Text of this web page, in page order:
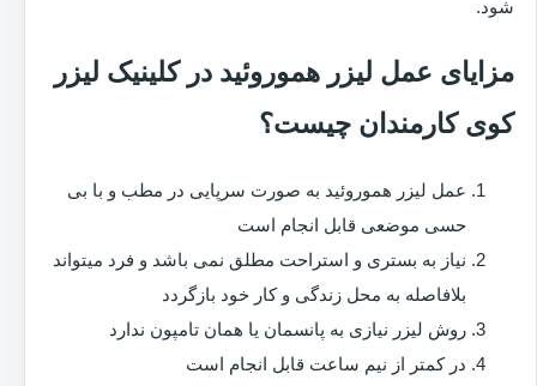
شود.
مزایای عمل لیزر هموروئید در کلینیک لیزر
کوی کارمندان چیست؟
عمل لیزر هموروئید به صورت سرپایی در مطب و با بی
حسی موضعی قابل انجام است
نیاز به بستری و استراحت مطلق نمی باشد و فرد میتواند
بلافاصله به محل زندگی و کار خود بازگردد
روش لیزر نیازی به پانسمان یا همان تامپون ندارد
در کمتر از نیم ساعت قابل انجام است